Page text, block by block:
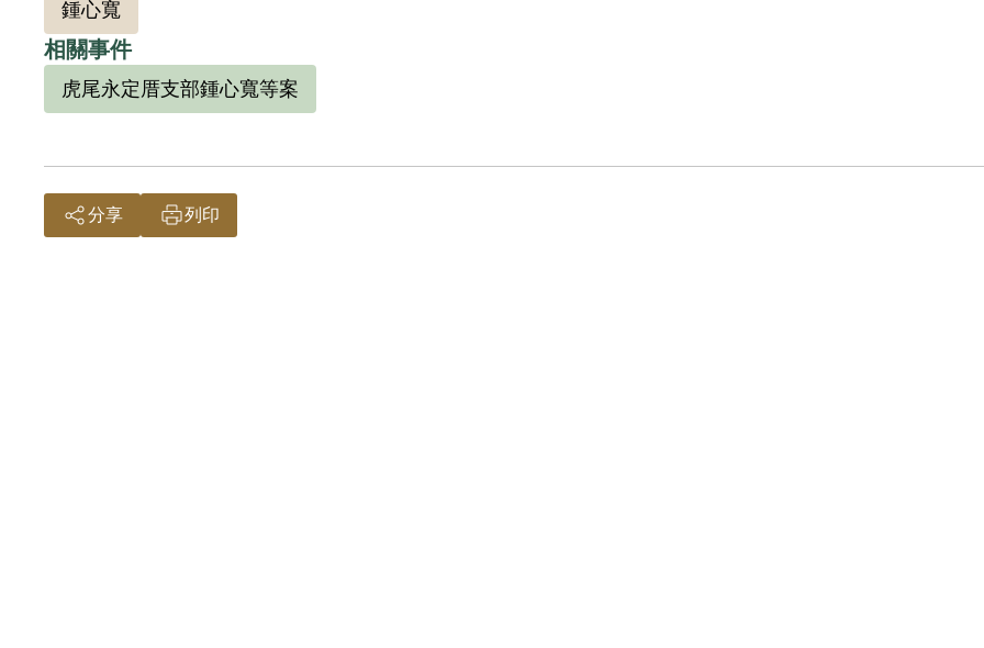
鍾心寬
相關事件
虎尾永定厝支部鍾心寬等案
分享 列印